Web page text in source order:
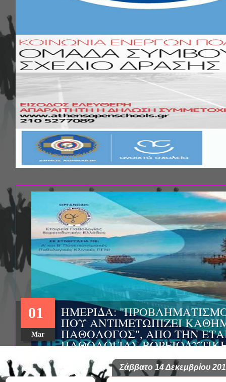
ΗΜΕΡΙΔΑ:
ΠΟΥ ΑΝΤΙΜΕΤΩΠΙΖΕΙ
ΠΑΘΟΛΟΓΟΣ", ΑΠΟ ΤΗΝ
ΠΑΘΟΛΟΓΙΑΣ
ΤΙΣ Α' & Β'
ΚΛΙΝΙΚΕΣ ΠΓΝΙ
01
Mar
Σάββατο 14 Δεκεμβρίου